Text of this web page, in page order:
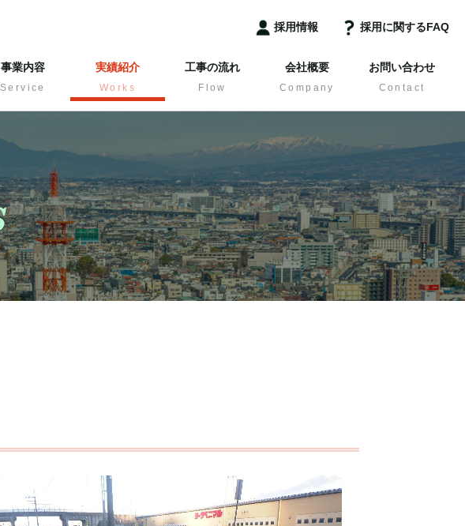
採用に関するFAQ
採用情報
事業内容
Service
実績紹介
Works
工事の流れ
Flow
会社概要
Company
お問い合わせ
Contact